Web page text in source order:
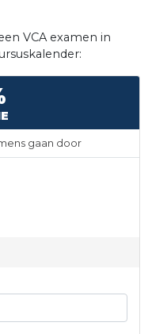
VCA examen in
gaan door